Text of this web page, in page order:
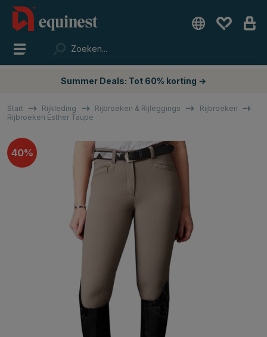
Summer Deals: Tot 60% korting →
Start Rijkleding Rijbroeken & Rijleggings
Rijbroeken
Rijbroeken Esther Taupe
40%